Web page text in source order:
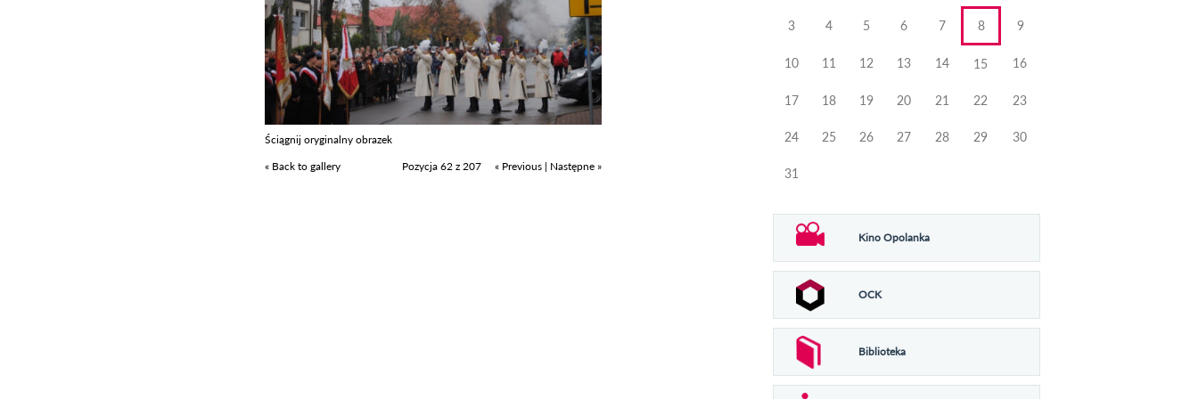
Ściągnij oryginalny obrazek
« Back to gallery
Pozycja 62 z 207 « Previous | Następne »
3 4 5 6 7 8 9
10 11 12 13 14 15 16
17 18 19 20 21 22 23
24 25 26 27 28 29 30
31
Kino Opolanka
OCK
Biblioteka